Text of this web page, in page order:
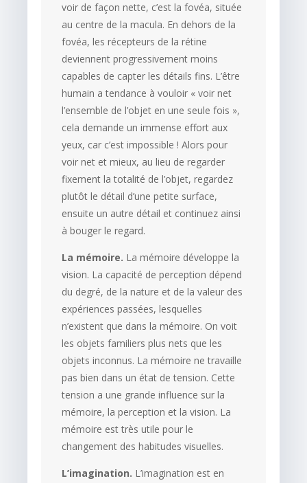
voir de façon nette, c’est la fovéa, située
au centre de la macula. En dehors de la
fovéa, les récepteurs de la rétine
deviennent progressivement moins
capables de capter les détails fins. L’être
humain a tendance à vouloir « voir net
l’ensemble de l’objet en une seule fois »,
cela demande un immense effort aux
yeux, car c’est impossible ! Alors pour
voir net et mieux, au lieu de regarder
fixement la totalité de l’objet, regardez
plutôt le détail d’une petite surface,
ensuite un autre détail et continuez ainsi
à bouger le regard.
La mémoire. La mémoire développe la
vision. La capacité de perception dépend
du degré, de la nature et de la valeur des
expériences passées, lesquelles
n’existent que dans la mémoire. On voit
les objets familiers plus nets que les
objets inconnus. La mémoire ne travaille
pas bien dans un état de tension. Cette
tension a une grande influence sur la
mémoire, la perception et la vision. La
mémoire est très utile pour le
changement des habitudes visuelles.
L’imagination. L’imagination est en